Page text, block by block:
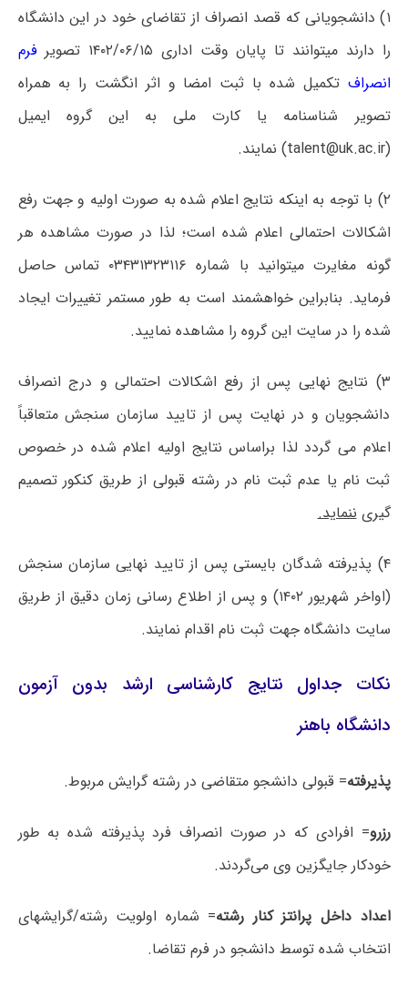
۱) دانشجویانی که قصد انصراف از تقاضای خود در این دانشگاه
را دارند میتوانند تا پایان وقت اداری ۱۴۰۲/۰۶/۱۵ تصویر
فرم
انصراف تکمیل شده با ثبت امضا و اثر انگشت را به همراه
تصویر شناسنامه یا کارت ملی به این گروه ایمیل
(talent@uk.ac.ir) نمایند.
۲) با توجه به اینکه نتایج اعلام شده به صورت اولیه و جهت رفع
اشکالات احتمالی اعلام شده است؛ لذا در صورت مشاهده هر
گونه مغایرت میتوانید با شماره ۰۳۴۳۱۳۲۳۱۱۶ تماس حاصل
فرماید. بنابراین خواهشمند است به طور مستمر تغییرات ایجاد
شده را در سایت این گروه را مشاهده نمایید.
۳) نتایج نهایی پس از رفع اشکالات احتمالی و درج انصراف
دانشجویان و در نهایت پس از تایید سازمان سنجش متعاقباً
اعلام می گردد لذا براساس نتایج اولیه اعلام شده در خصوص
ثبت نام یا عدم ثبت نام در رشته قبولی از طریق کنکور تصمیم
گیریننماید.
۴) پذیرفته شدگان بایستی پس از تایید نهایی سازمان سنجش
(اواخر شهریور ۱۴۰۲) و پس از اطلاع رسانی زمان دقیق از طریق
سایت دانشگاه جهت ثبت نام اقدام نمایند.
نکات جداول نتایج کارشناسی ارشد بدون آزمون
دانشگاه باهنر
پذیرفته= قبولی دانشجو متقاضی در رشته گرایش مربوط.
رزرو= افرادی که در صورت انصراف فرد پذیرفته شده به طور
خودکار جایگزین وی می‌گردند.
اعداد داخل پرانتز کنار رشته= شماره اولویت رشته/گرایشهای
انتخاب شده توسط دانشجو در فرم تقاضا.